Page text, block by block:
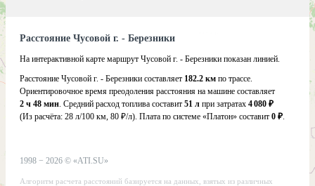
Расстояние Чусовой г. - Березники
На интерактивной карте маршрут Чусовой г. - Березники показан линией.
Расстояние Чусовой г. - Березники составляет 182.2 км по трассе.
Ориентировочное время преодоления расстояния на машине составляет
2 ч 48 мин. Средний расход топлива составит 51 л при затратах 4 080 ₽
(Из расчёта: 28 л/100 км, 80 ₽/л). Плата по системе «Платон» составит 0 ₽.
1998 − 2026 © «ATI.SU»
Алгоритм расчета расстояний базируется на данных, взятых из различных